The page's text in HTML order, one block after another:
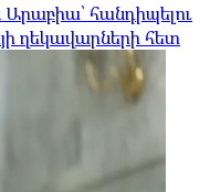
Արաբիա՝ հանդիպելու
ղեկավարների հետ